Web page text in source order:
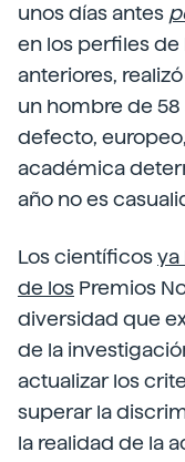
unos días antes
en los perfiles de
anteriores,
un hombre de 58
defecto,
académica
año no es
Los científicosya
de los Premios
diversidad que
de la
actualizar los
superar la
la realidad de la